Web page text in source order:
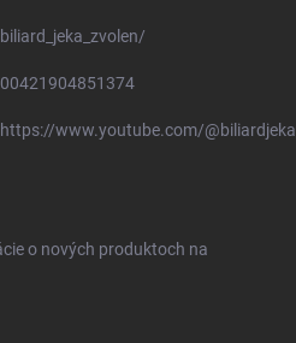
biliard_jeka_zvolen/
00421904851374
https://www.youtube.com/@biliardjeka
o nových produktoch na